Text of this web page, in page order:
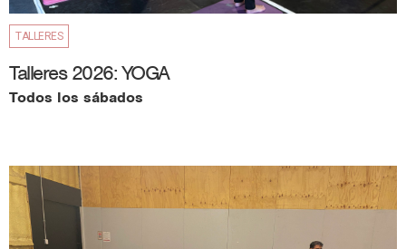
TALLERES
Talleres 2026: YOGA
Todos los sábados